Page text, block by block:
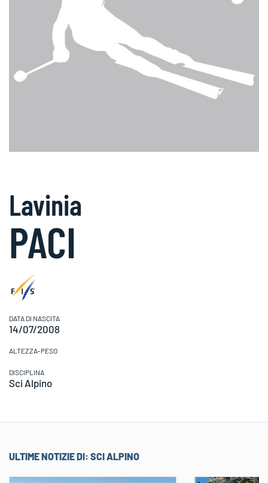
Lavinia
PACI
DATA DI NASCITA
14/07/2008
ALTEZZA-PESO
DISCIPLINA
Sci Alpino
ULTIME NOTIZIE DI: SCI ALPINO